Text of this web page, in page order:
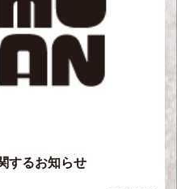
するお知らせ